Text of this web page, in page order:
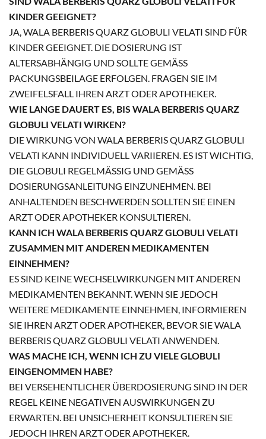
KINDER GEEIGNET?
JA, WALA BERBERIS QUARZ GLOBULI VELATI SIND FÜR
KINDER GEEIGNET. DIE DOSIERUNG IST
ALTERSABHÄNGIG UND SOLLTE GEMÄSS P
ACKUNGSBEILAGE ERFOLGEN. FRAGEN SIE IM Z
WEIFELSFALL IHREN ARZT ODER APOTHEKER.
WIE LANGE DAUERT ES, BIS WALA BERBERIS QUARZ
GLOBULI VELATI WIRKEN?
DIE WIRKUNG VON WALA BERBERIS QUARZ GLOBULI
VELATI KANN INDIVIDUELL VARIIEREN. ES IST WICHTIG,
DIE GLOBULI REGELMÄSSIG UND GEMÄSS DO
SIERUNGSANLEITUNG EINZUNEHMEN. BEI AN
HALTENDEN BESCHWERDEN SOLLTEN SIE EINEN AR
ZT ODER APOTHEKER KONSULTIEREN.
KANN ICH WALA BERBERIS QUARZ GLOBULI VELATI
ZUSAMMEN MIT ANDEREN MEDIKAMENTEN
EINNEHMEN?
ES SIND KEINE WECHSELWIRKUNGEN MIT ANDEREN
MEDIKAMENTEN BEKANNT. WENN SIE JEDOCH
WEITERE MEDIKAMENTE EINNEHMEN, INFORMIEREN
SIE IHREN ARZT ODER APOTHEKER, BEVOR SIE WALA
BERBERIS QUARZ GLOBULI VELATI ANWENDEN.
WAS MACHE ICH, WENN ICH ZU VIELE GLOBULI
EINGENOMMEN HABE?
BEI VERSEHENTLICHER ÜBERDOSIERUNG SIND IN DER
REGEL KEINE NEGATIVEN AUSWIRKUNGEN ZU
ERWARTEN. BEI UNSICHERHEIT KONSULTIEREN SIE
JEDOCH IHREN ARZT ODER APOTHEKER.